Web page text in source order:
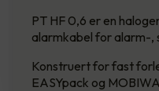
PT HF 0,6 er en
alarmkabel for alarm-,
Konstruert for fast
EASYpack og